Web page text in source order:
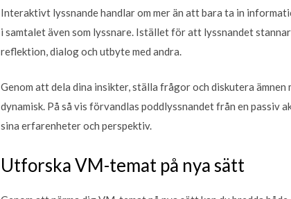
Interaktivt lyssnande handlar om mer än att bara ta in
i samtalet även som lyssnare. Istället för att lyssnandet
reflektion, dialog och utbyte med andra.
Genom att dela dina insikter, ställa frågor och diskutera
dynamisk. På så vis förvandlas poddlyssnandet från en passiv
sina erfarenheter och perspektiv.
Utforska VM-temat på nya sätt